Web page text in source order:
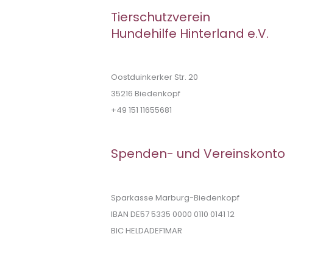
Tierschutzverein
Hundehilfe Hinterland e.V.
Oostduinkerker Str. 20
35216 Biedenkopf
+49 151 11655681
Spenden- und Vereinskonto
Sparkasse Marburg-Biedenkopf
IBAN DE57 5335 0000 0110 0141 12
BIC HELDADEF1MAR